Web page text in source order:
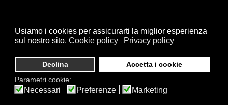
Usiamo i cookies per assicurarti la miglior esperienza
sul nostro sito. Cookie policy Privacy policy
Declina
Accetta i cookie
Parametri cookie:
Necessari Preferenze Marketing